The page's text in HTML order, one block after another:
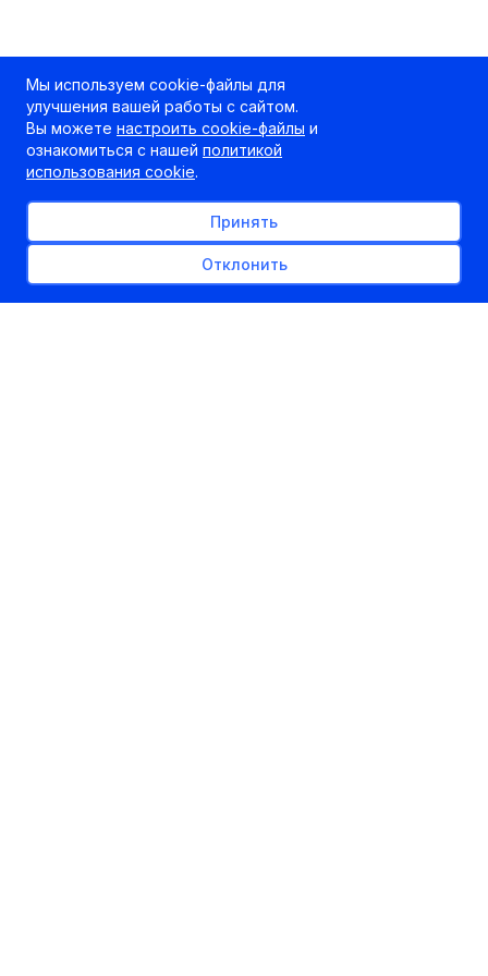
Мы используем cookie-файлы для
улучшения вашей работы с сайтом.
Вы можете настроить cookie-файлы и
ознакомиться с нашей политикой
использования cookie.
Принять
Отклонить